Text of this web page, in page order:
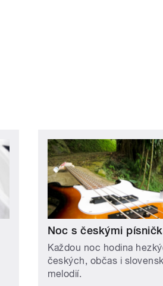
Noc s českými
Každou noc hodina
českých, občas i
melodií.